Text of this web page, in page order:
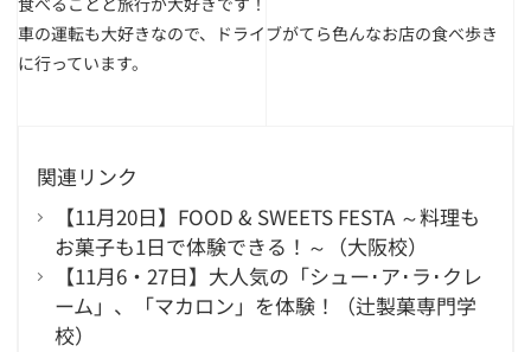
車の運転も大好きなので、ドライブがてら色んなお店の食べ歩き
に行っています。
関連リンク
【11月20日】FOOD & SWEETS FESTA ～料理も
お菓子も1日で体験できる！～（大阪校）
【11月6・27日】大人気の「シュー･ア･ラ･クレ
ーム」、「マカロン」を体験！（辻製菓専門学
校）